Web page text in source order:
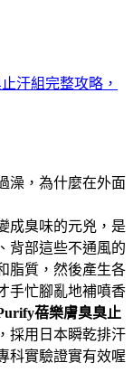
汗組完整攻略，
澡，為什麼在外面
成臭味的元兇，是
背部這些不通風的
脂質，然後產生各
手忙腳亂地補噴香
蓓樂膚臭臭止
採用日本瞬乾排汗
科實驗證實有效喔